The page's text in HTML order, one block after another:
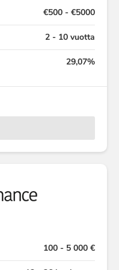
€500 - €5000
2 - 10 vuotta
29,07%
100 - 5 000 €